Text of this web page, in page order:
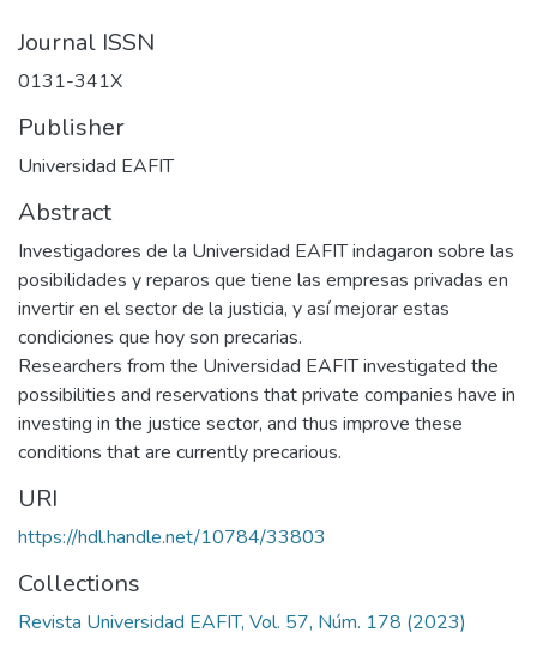
Journal ISSN
0131-341X
Publisher
Universidad EAFIT
Abstract
Investigadores de la Universidad EAFIT indagaron sobre las
posibilidades y reparos que tiene las empresas privadas en
invertir en el sector de la justicia, y así mejorar estas
condiciones que hoy son precarias.
Researchers from the Universidad EAFIT investigated the
possibilities and reservations that private companies have in
investing in the justice sector, and thus improve these
conditions that are currently precarious.
URI
https://hdl.handle.net/10784/33803
Collections
Revista Universidad EAFIT, Vol. 57, Núm. 178 (2023)